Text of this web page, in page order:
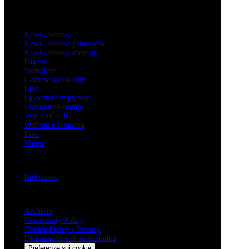
News Udinese
News Udinese primavera
News Udinese mercato
Pagelle
Statistiche
Udinese social club
Live
I giocatore in prestito
Comunicati stampa
Visti dall'AUC
Watford e Granada
Foto
Video
Redazione
Archivio
Community Policy
Cookie Policy e Privacy
Dichiarazione di accessibilità